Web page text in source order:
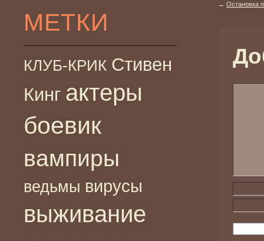
МЕТКИ
КЛУБ-КРИК Стивен
Кинг актеры
боевик
вампиры
ведьмы вирусы
выживание
← Остановка